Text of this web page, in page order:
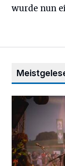
wurde nun
Mehr als nur